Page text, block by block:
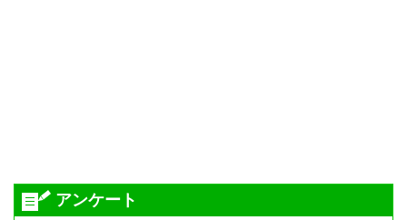
アンケート